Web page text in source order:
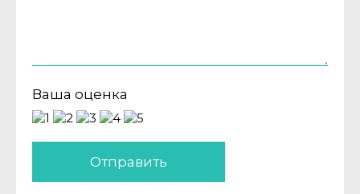
Ваша оценка
Отправить